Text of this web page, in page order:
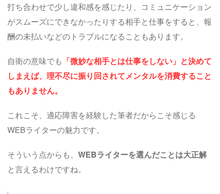
打ち合わせで少し違和感を感じたり、コミュニケーション
がスムーズにできなかったりする相手と仕事をすると、報
酬の未払いなどのトラブルになることもあります。
自衛の意味でも 「微妙な相手とは仕事をしない」と決めて
しまえば、理不尽に振り回されてメンタルを消費すること
もありません。
これこそ、適応障害を経験した筆者だからこそ感じる
WEBライターの魅力です。
そういう点からも、 WEBライターを選んだことは大正解
と言えるわけですね。